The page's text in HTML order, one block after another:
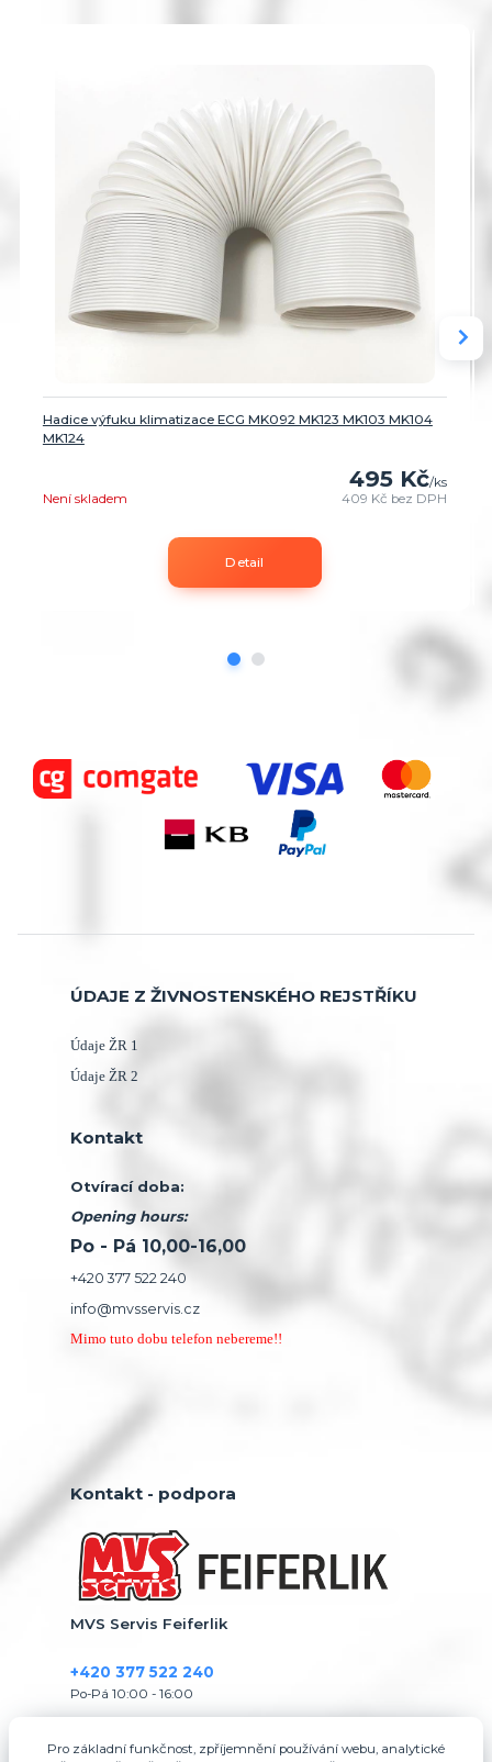
Hadice výfuku klimatizace ECG MK092 MK123 MK103 MK104
MK124
495 Kč/ks
409 Kč bez DPH
Není skladem
Detail
ÚDAJE Z ŽIVNOSTENSKÉHO REJSTŘÍKU
Údaje ŽR 1
Údaje ŽR 2
Kontakt
Otvírací doba:
Opening hours:
Po - Pá 10,00-16,00
+420 377 522 240
info@mvsservis.cz
Mimo tuto dobu telefon nebereme!!
Kontakt - podpora
MVS Servis Feiferlik
+420 377 522 240
Po-Pá 10:00 - 16:00
Pro základní funkčnost, zpříjemnění používání webu, analytické